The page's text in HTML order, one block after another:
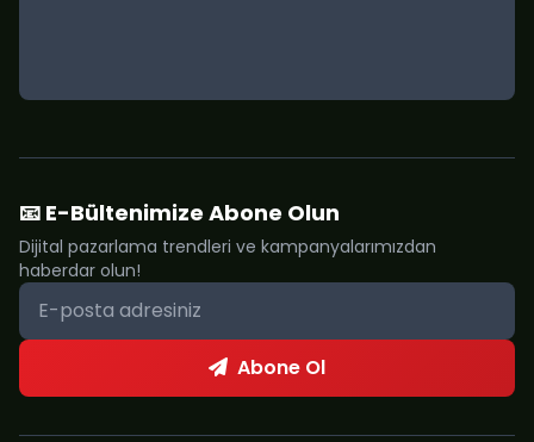
📧 E-Bültenimize Abone Olun
Dijital pazarlama trendleri ve kampanyalarımızdan
haberdar olun!
Abone Ol